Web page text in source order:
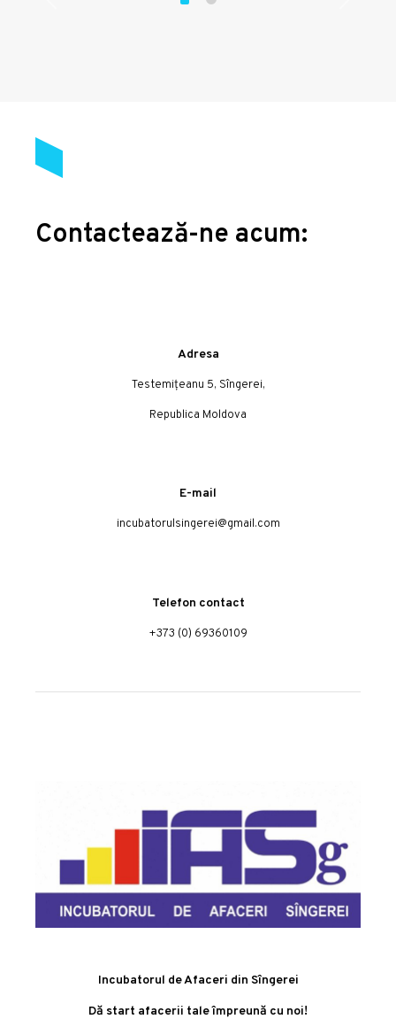
Contactează-ne acum:
Adresa
Testemițeanu 5, Sîngerei,
Republica Moldova
E-mail
incubatorulsingerei@gmail.com
Telefon contact
+373 (0) 69360109
Incubatorul de Afaceri din Sîngerei
Dă start afacerii tale împreună cu noi!